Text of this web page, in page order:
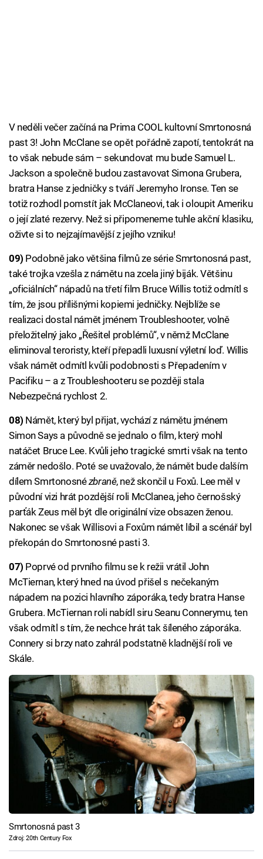
V neděli večer začíná na Prima COOL kultovní Smrtonosná
past 3! John McClane se opět pořádně zapotí, tentokrát na
to však nebude sám – sekundovat mu bude Samuel L.
Jackson a společně budou zastavovat Simona Grubera,
bratra Hanse z jedničky s tváří Jeremyho Ironse. Ten se
totiž rozhodl pomstít jak McClaneovi, tak i oloupit Ameriku
o její zlaté rezervy. Než si připomeneme tuhle akční klasiku,
oživte si to nejzajímavější z jejího vzniku!
09) Podobně jako většina filmů ze série Smrtonosná past,
také trojka vzešla z námětu na zcela jiný biják. Většinu
„oficiálních“ nápadů na třetí film Bruce Willis totiž odmítl s
tím, že jsou přílišnými kopiemi jedničky. Nejblíže se
realizaci dostal námět jménem Troubleshooter, volně
přeložitelný jako „Řešitel problémů“, v němž McClane
eliminoval teroristy, kteří přepadli luxusní výletní loď. Willis
však námět odmítl kvůli podobnosti s Přepadením v
Pacifiku – a z Troubleshooteru se později stala
Nebezpečná rychlost 2.
08) Námět, který byl přijat, vychází z námětu jménem
Simon Says a původně se jednalo o film, který mohl
natáčet Bruce Lee. Kvůli jeho tragické smrti však na tento
záměr nedošlo. Poté se uvažovalo, že námět bude dalším
dílem Smrtonosnézbraně, než skončil u Foxů. Lee měl v
původní vizi hrát pozdější roli McClanea, jeho černošský
parťák Zeus měl být dle originální vize obsazen ženou.
Nakonec se však Willisovi a Foxům námět líbil a scénář byl
překopán do Smrtonosné pasti 3.
07) Poprvé od prvního filmu se k režii vrátil John
McTiernan, který hned na úvod přišel s nečekaným
nápadem na pozici hlavního záporáka, tedy bratra Hanse
Grubera. McTiernan roli nabídl siru Seanu Connerymu, ten
však odmítl s tím, že nechce hrát tak šíleného záporáka.
Connery si brzy nato zahrál podstatně kladnější roli ve
Skále.
Smrtonosná past 3
Zdroj: 20th Century Fox